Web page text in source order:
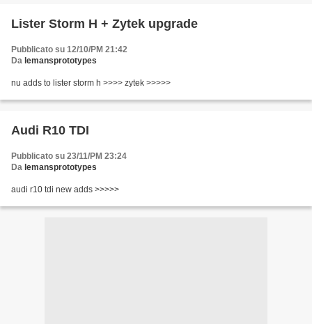
Lister Storm H + Zytek upgrade
Pubblicato su 12/10/PM 21:42
Da lemansprototypes
nu adds to lister storm h >>>> zytek >>>>>
Audi R10 TDI
Pubblicato su 23/11/PM 23:24
Da lemansprototypes
audi r10 tdi new adds >>>>>